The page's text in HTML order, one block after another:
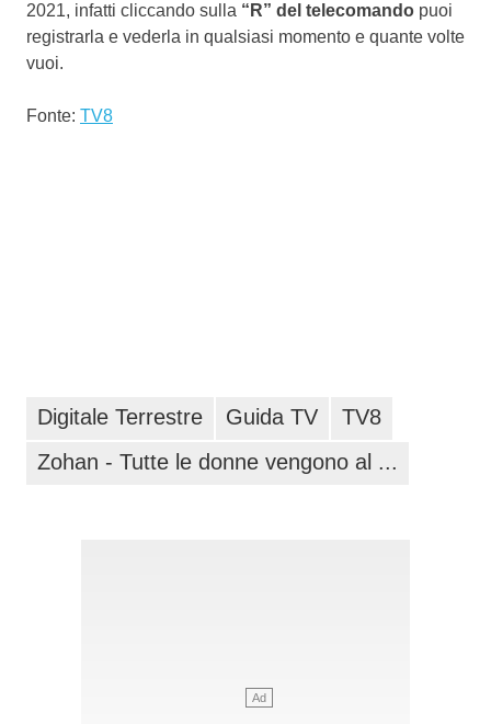
2021, infatti cliccando sulla “R” del telecomando puoi
registrarla e vederla in qualsiasi momento e quante volte
vuoi.
Fonte: TV8
Digitale Terrestre Guida TV
TV8
Zohan - Tutte le donne vengono al ...